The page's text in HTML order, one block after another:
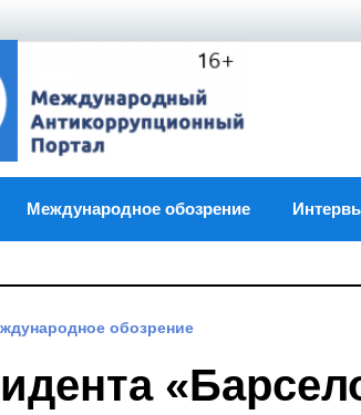
Международное обозрение
обозрение